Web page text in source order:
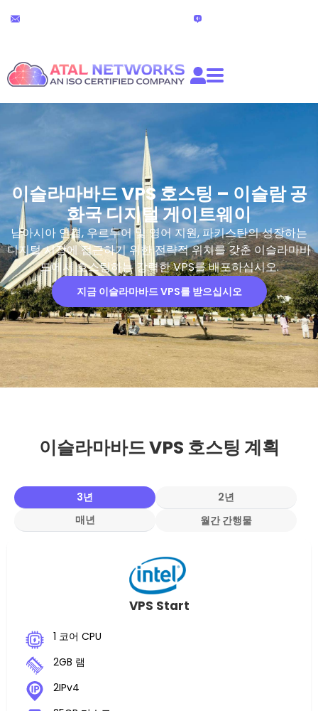
건
이슬라마바드 VPS 호스팅 – 이슬람 공
화국 디지털 게이트웨이
남아시아 연결, 우르두어 및 영어 지원, 파키스탄의 성장하는
디지털 시장에 접근하기 위한 전략적 위치를 갖춘 이슬라마바
드에서 호스팅하는 강력한 VPS를 배포하십시오.
지금 이슬라마바드 VPS를 받으십시오
이슬라마바드 VPS 호스팅 계획
3년
2년
매년
월간 간행물
VPS Start
1 코어 CPU
2GB 램
2IPv4